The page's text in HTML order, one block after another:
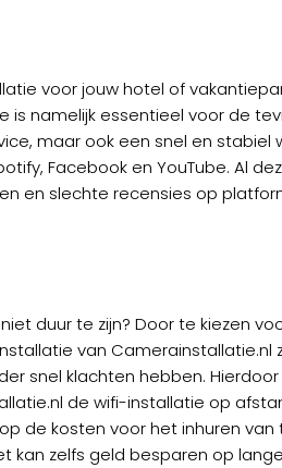
voor jouw hotel of
is namelijk essentieel voor de
maar ook een snel en
Facebook en YouTube. Al
en slechte recensies op
duur te zijn? Door te kiezen
van
snel klachten hebben.
de wifi-installatie op
de kosten voor het inhuren
kan zelfs geld besparen op